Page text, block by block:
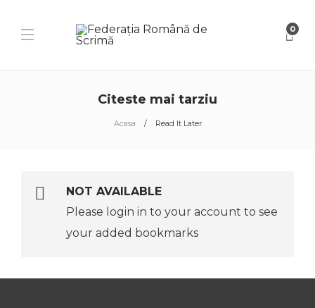
0
Citeste mai tarziu
Acasa Read It Later
NOT AVAILABLE
Please login in to your account to see
your added bookmarks